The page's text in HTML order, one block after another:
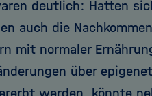
deutlich: Hatten
auch die
mit normaler
über